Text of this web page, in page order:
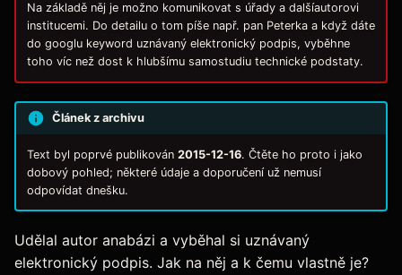
Na základě něj je možno komunikovat s úřady a dalšíautorovi
institucemi. Do detailu o tom píše např. pan Peterka a když dáte
do googlu keyword uznávaný elektronický podpis, vyběhne
toho víc než dost k hlubšímu samostudiu technické podstaty.
Článek z archivu
Text byl poprvé publikován 2015-12-16. Čtěte ho proto i jako
dobový pohled; některé údaje a doporučení už nemusí
odpovídat dnešku.
Udělal autor anabázi a vyběhal si uznávaný
elektronický podpis. Jak na něj a k čemu vlastně je?